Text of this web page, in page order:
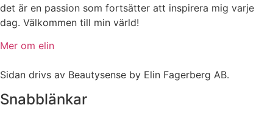
det är en passion som fortsätter att inspirera mig varje
dag. Välkommen till min värld!
Mer om elin
Sidan drivs av Beautysense by Elin Fagerberg AB.
Snabblänkar